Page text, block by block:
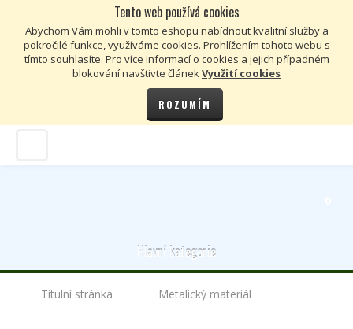
Tento web používá cookies
Abychom Vám mohli v tomto eshopu nabídnout kvalitní služby a
pokročilé funkce, využíváme cookies. Prohlížením tohoto webu s
tímto souhlasíte. Pro více informací o cookies a jejich případném
blokování navštivte článekVyužití cookies
ROZUMÍM
€
Hlavní kategorie
Titulní stránka Metalický materiál